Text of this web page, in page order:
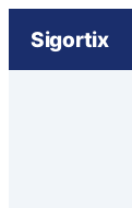
Sigortix